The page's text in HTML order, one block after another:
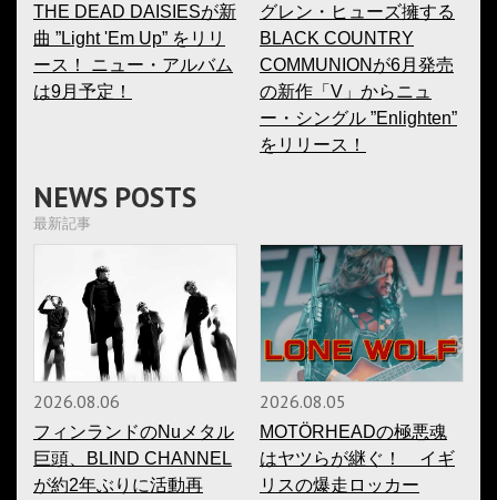
THE DEAD DAISIESが新
曲 ”Light 'Em Up” をリリ
ース！ ニュー・アルバム
は9月予定！
グレン・ヒューズ擁する
BLACK COUNTRY
COMMUNIONが6月発売
の新作「V」からニュ
ー・シングル ”Enlighten”
をリリース！
NEWS POSTS
最新記事
2026.08.06
フィンランドのNuメタル
巨頭、BLIND CHANNEL
が約2年ぶりに活動再
2026.08.05
MOTÖRHEADの極悪魂
はヤツらが継ぐ！ イギ
リスの爆走ロッカー